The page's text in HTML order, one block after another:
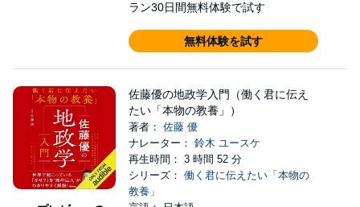
ラン30日間無料体験で試す
無料体験を試す
佐藤優の地政学入門（働く君に伝え
たい「本物の教養」）
著者： 佐藤 優
ナレーター： 鈴木 ユースケ
再生時間： 3 時間 52 分
シリーズ： 働く君に伝えたい「本物の
教養」